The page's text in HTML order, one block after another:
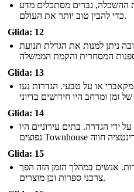
ההשכלה, גברים מסתכלים מדע
כדי להבין טוב יותר את העולם.
Glida: 12
ניתן למנות את הגדלת תנועת
Glida: 13
או על טבעי. הגדרות נעו
Glida: 14
ידי הגדרה. בתים עירוניים היו
Glida: 15
אנשים במהלך הזמן הזה הפך
צרכני ספרות וכן מוצרים.